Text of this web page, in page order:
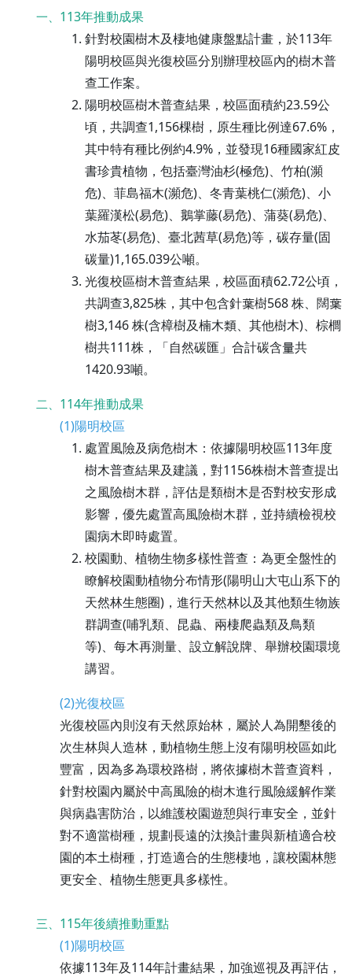
一、 113年推動成果
針對校園樹木及棲地健康盤點計畫，於113年
陽明校區與光復校區分別辦理校區內的樹木普
查工作案。
陽明校區樹木普查結果，校區面積約23.59公
頃，共調查1,156棵樹，原生種比例達67.6%，
其中特有種比例約4.9%，並發現16種國家紅皮
書珍貴植物，包括臺灣油杉(極危)、竹柏(瀕
危)、菲島福木(瀕危)、冬青葉桃仁(瀕危)、小
葉羅漢松(易危)、鵝掌藤(易危)、蒲葵(易危)、
水茄苳(易危)、臺北茜草(易危)等，碳存量(固
碳量)1,165.039公噸。
光復校區樹木普查結果，校區面積62.72公頃，
共調查3,825株，其中包含針葉樹568 株、闊葉
樹3,146 株(含樟樹及楠木類、其他樹木)、棕櫚
樹共111株，「自然碳匯」合計碳含量共
1420.93噸。
二、 114年推動成果
(1)陽明校區
處置風險及病危樹木：依據陽明校區113年度
樹木普查結果及建議，對1156株樹木普查提出
之風險樹木群，評估是類樹木是否對校安形成
影響，優先處置高風險樹木群，並持續檢視校
園病木即時處置。
校園動、植物生物多樣性普查：為更全盤性的
瞭解校園動植物分布情形(陽明山大屯山系下的
天然林生態圈)，進行天然林以及其他類生物族
群調查(哺乳類、昆蟲、兩棲爬蟲類及鳥類
等)、每木再測量、設立解說牌、舉辦校園環境
講習。
(2)光復校區
光復校區內則沒有天然原始林，屬於人為開墾後的
次生林與人造林，動植物生態上沒有陽明校區如此
豐富，因為多為環校路樹，將依據樹木普查資料，
針對校園內屬於中高風險的樹木進行風險緩解作業
與病蟲害防治，以維護校園遊憩與行車安全，並針
對不適當樹種，規劃長遠的汰換計畫與新植適合校
園的本土樹種，打造適合的生態棲地，讓校園林態
更安全、植物生態更具多樣性。
三、 115年後續推動重點
(1)陽明校區
依據113年及114年計畫結果，加強巡視及再評估，